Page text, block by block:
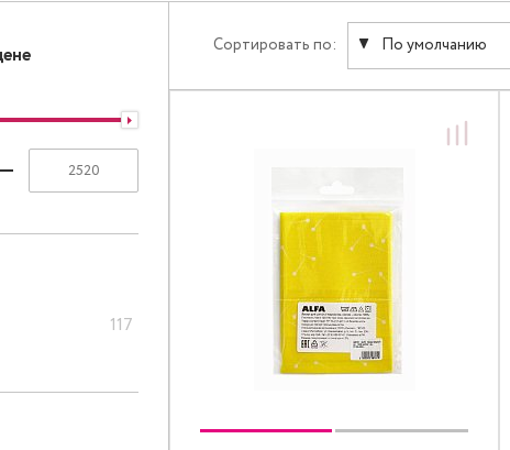
117
Сортировать по: По умолчанию